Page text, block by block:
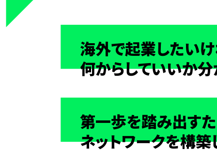
海外で起業したいけ
何からしていいか分
第一歩を踏み出す
ネットワークを構築